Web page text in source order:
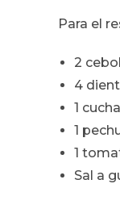
Para el
2
4
1
1
1
Sal a